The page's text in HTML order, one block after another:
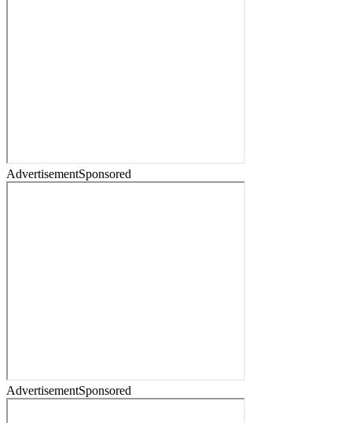
AdvertisementSponsored
AdvertisementSponsored